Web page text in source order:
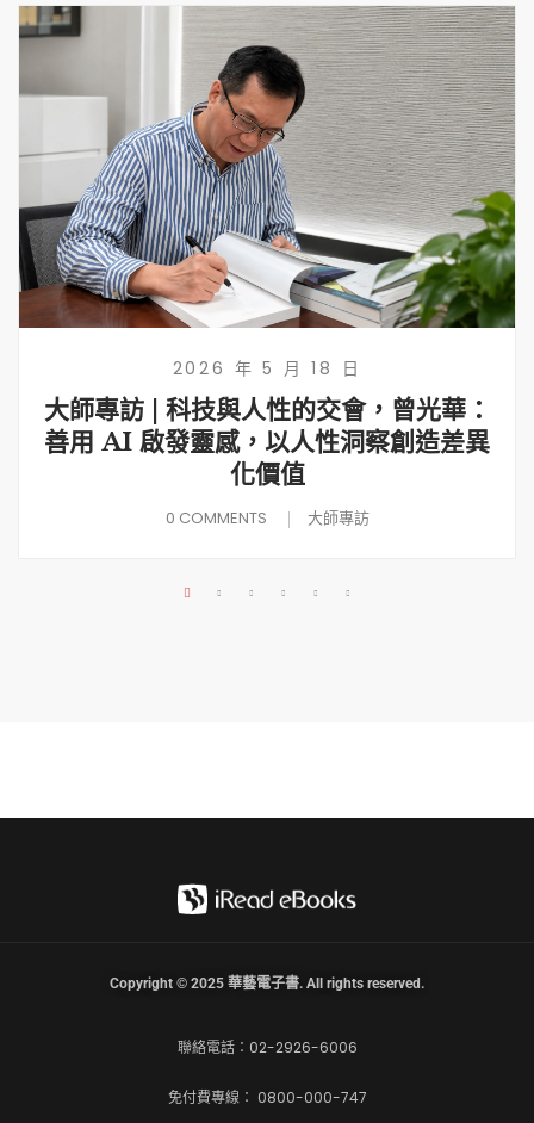
2026 年 5 月 18 日
大師專訪 | 科技與人性的交會，曾光華：
善用 AI 啟發靈感，以人性洞察創造差異
化價值
0 COMMENTS 大師專訪
聯絡電話：02-2926-6006
免付費專線： 0800-000-747
Copyright © 2025 華藝電子書. All rights reserved.